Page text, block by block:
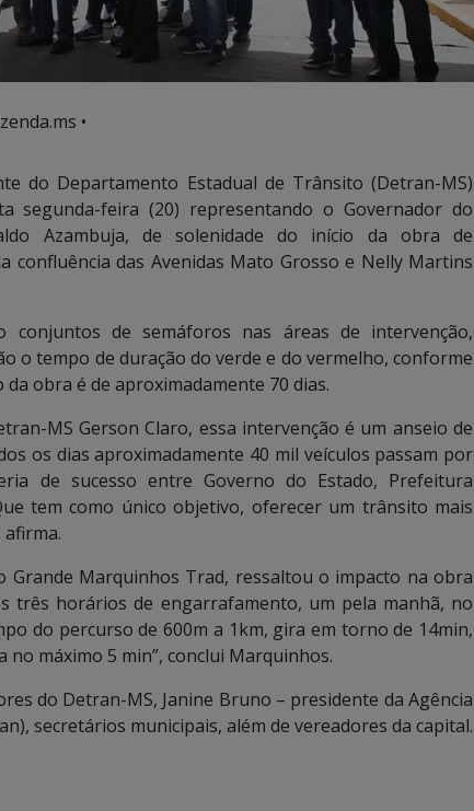
•
do Departamento Estadual de Trânsito (Detran-MS)
segunda-feira (20) representando o Governador do
Azambuja, de solenidade do início da obra de
das Avenidas Mato Grosso e Nelly Martins
de semáforos nas áreas de intervenção,
o tempo de duração do verde e do vermelho, conforme
obra é de aproximadamente 70 dias.
MS Gerson Claro, essa intervenção é um anseio de
os dias aproximadamente 40 mil veículos passam por
de sucesso entre Governo do Estado, Prefeitura
tem como único objetivo, oferecer um trânsito mais
Grande Marquinhos Trad, ressaltou o impacto na obra
três horários de engarrafamento, um pela manhã, no
do percurso de 600m a 1km, gira em torno de 14min,
máximo 5 min”, conclui Marquinhos.
do Detran-MS, Janine Bruno – presidente da Agência
secretários municipais, além de vereadores da capital.